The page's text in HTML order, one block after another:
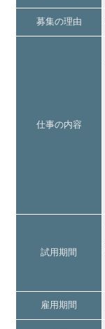
募集の理由
仕事の内容
試用期間
雇用期間